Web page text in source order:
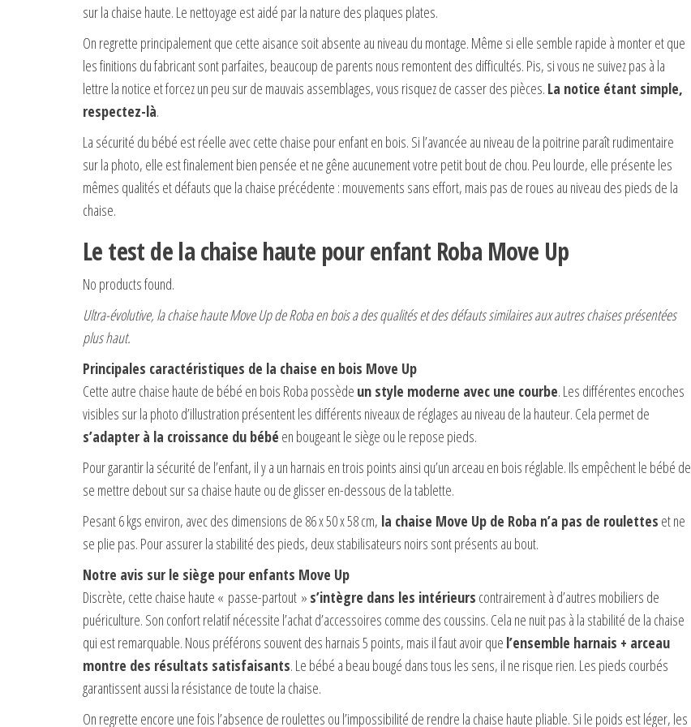
sur la chaise haute. Le nettoyage est aidé par la nature des plaques plates.
On regrette principalement que cette aisance soit absente au niveau du montage. Même si elle semble rapide à monter et que
les finitions du fabricant sont parfaites, beaucoup de parents nous remontent des difficultés. Pis, si vous ne suivez pas à la
lettre la notice et forcez un peu sur de mauvais assemblages, vous risquez de casser des pièces. La notice étant simple,
respectez-là.
La sécurité du bébé est réelle avec cette chaise pour enfant en bois. Si l’avancée au niveau de la poitrine paraît rudimentaire
sur la photo, elle est finalement bien pensée et ne gêne aucunement votre petit bout de chou. Peu lourde, elle présente les
mêmes qualités et défauts que la chaise précédente : mouvements sans effort, mais pas de roues au niveau des pieds de la
chaise.
Le test de la chaise haute pour enfant Roba Move Up
No products found.
Ultra-évolutive, la chaise haute Move Up de Roba en bois a des qualités et des défauts similaires aux autres chaises présentées
plus haut.
Principales caractéristiques de la chaise en bois Move Up
Cette autre chaise haute de bébé en bois Roba possède un style moderne avec une courbe. Les différentes encoches
visibles sur la photo d’illustration présentent les différents niveaux de réglages au niveau de la hauteur. Cela permet de
s’adapter à la croissance du bébé en bougeant le siège ou le repose pieds.
Pour garantir la sécurité de l’enfant, il y a un harnais en trois points ainsi qu’un arceau en bois réglable. Ils empêchent le bébé de
se mettre debout sur sa chaise haute ou de glisser en-dessous de la tablette.
Pesant 6 kgs environ, avec des dimensions de 86 x 50 x 58 cm, la chaise Move Up de Roba n’a pas de roulettes et ne
se plie pas. Pour assurer la stabilité des pieds, deux stabilisateurs noirs sont présents au bout.
Notre avis sur le siège pour enfants Move Up
Discrète, cette chaise haute « passe-partout » s’intègre dans les intérieurs contrairement à d’autres mobiliers de
puériculture. Son confort relatif nécessite l’achat d’accessoires comme des coussins. Cela ne nuit pas à la stabilité de la chaise
qui est remarquable. Nous préférons souvent des harnais 5 points, mais il faut avoir que l’ensemble harnais + arceau
montre des résultats satisfaisants. Le bébé a beau bougé dans tous les sens, il ne risque rien. Les pieds courbés
garantissent aussi la résistance de toute la chaise.
On regrette encore une fois l’absence de roulettes ou l’impossibilité de rendre la chaise haute pliable. Si le poids est léger, les